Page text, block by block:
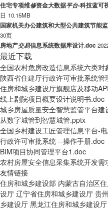
住宅专项维修资金大数据平台-科技蓝可
日 10.15MB
国家机关办公建筑和大型公共建筑节能
30页
房地产交易信息系统数据库设计.doc
最近下载
全国农村危房改造信息系统六类
陕西省住建厅行政许可审批系统
住房和城乡建设厅旗舰店及移动
线上剧院项目概要设计说明书.doc
城乡房屋质量安全智慧监管平台建
从数字城管到智慧城管.pptx
全国乡村建设工匠管理信息平台-
行政许可审批系统 --操作手册.doc
BIM项目协同管理平台1.doc
农村房屋安全信息采集系统开发需
友情链接
住房和城乡建设部 内蒙古自治区
设厅 辽宁省住房和城乡建设厅 贵
乡建设厅 黑龙江住房和城乡建设厅